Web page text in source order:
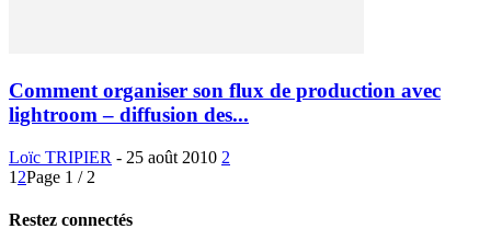
Comment organiser son flux de production avec
lightroom – diffusion des...
Loïc TRIPIER - 25 août 2010 2
1 2Page 1 / 2
Restez connectés